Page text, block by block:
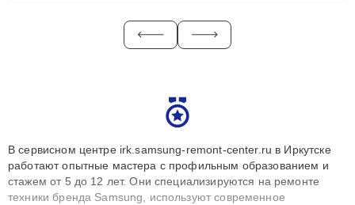
В сервисном центре irk.samsung-remont-center.ru в Иркутске
работают опытные мастера с профильным образованием и
стажем от 5 до 12 лет. Они специализируются на ремонте
техники бренда Samsung, используют современное